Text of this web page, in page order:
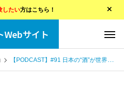
したい方はこちら！
Webサイト
【PODCAST】#91 日本の“酒”が世界の“SAKE”に！